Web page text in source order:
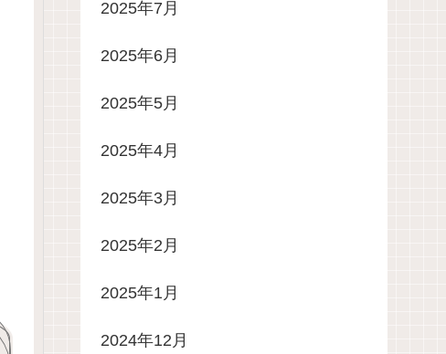
2025年7月
2025年6月
2025年5月
2025年4月
2025年3月
2025年2月
2025年1月
2024年12月